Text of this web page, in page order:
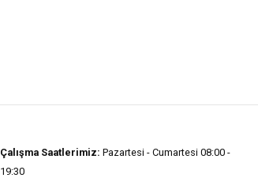
Çalışma Saatlerimiz: Pazartesi - Cumartesi 08:00 -
19:30